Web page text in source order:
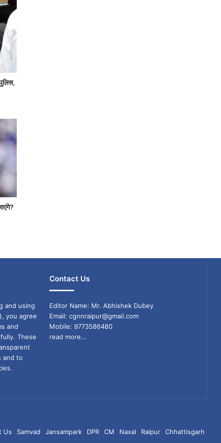
and using
you agree
and
These
and to
Contact Us
Editor Name: Mr. Abhishek Dubey
Email: cgnnraipur@gmail.com
Mobile: 9773586480
read more...
Us Samvad Jansampark DPR CM Naxal Raipur Chhattisgarh